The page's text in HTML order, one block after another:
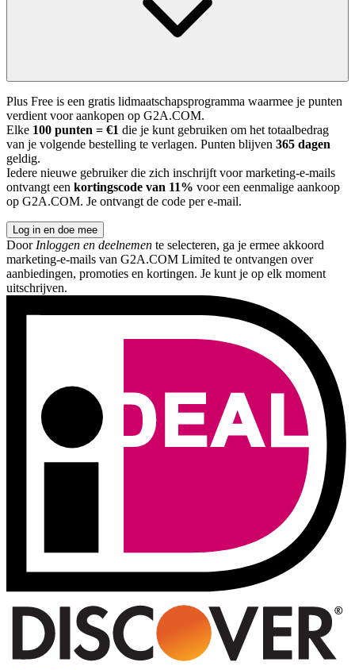
Plus Free is een gratis lidmaatschapsprogramma waarmee je punten
verdient voor aankopen op G2A.COM.
Elke 100 punten = €1 die je kunt gebruiken om het totaalbedrag
van je volgende bestelling te verlagen. Punten blijven 365 dagen
geldig.
Iedere nieuwe gebruiker die zich inschrijft voor marketing-e-mails
ontvangt een kortingscode van 11% voor een eenmalige aankoop
op G2A.COM. Je ontvangt de code per e-mail.
Log in en doe mee
Door Inloggen en deelnemen te selecteren, ga je ermee akkoord
marketing-e-mails van G2A.COM Limited te ontvangen over
aanbiedingen, promoties en kortingen. Je kunt je op elk moment
uitschrijven.